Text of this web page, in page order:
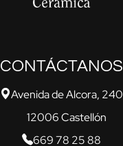
CONTÁCTANOS
Avenida de Alcora, 240
12006 Castellón
669 78 25 88